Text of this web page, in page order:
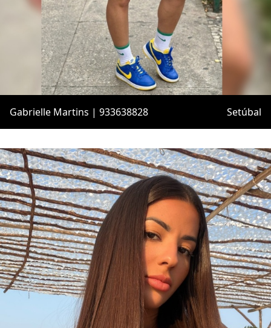
Gabrielle Martins | 933638828 Setúbal